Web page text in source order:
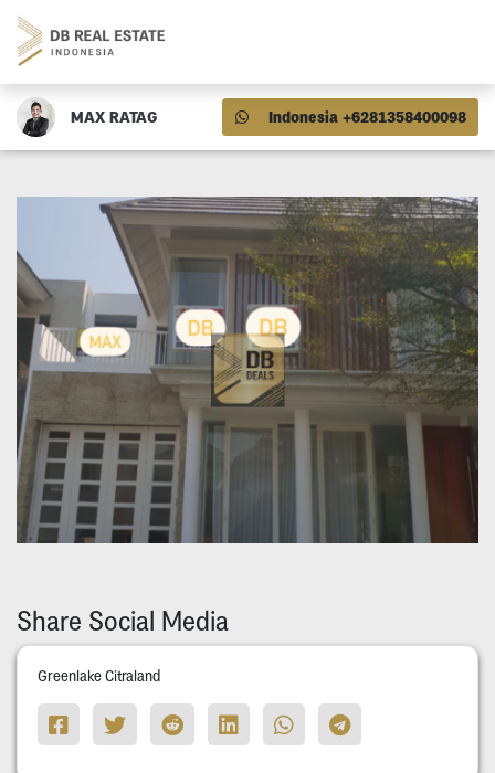
MAX RATAG Indonesia +6281358400098
Share Social Media
Greenlake Citraland